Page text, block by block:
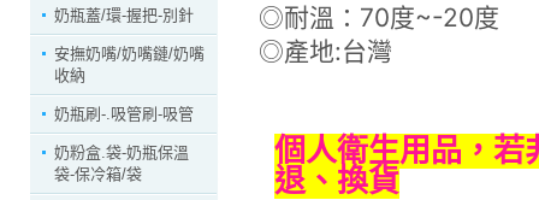
奶瓶蓋/環-握把-別針
安撫奶嘴/奶嘴鏈/奶嘴
收納
奶瓶刷-.吸管刷-吸管
奶粉盒.袋-奶瓶保溫
袋-保冷箱/袋
◎耐溫：70度~-20度
◎產地:台灣
個人衛生用品，若
退、換貨